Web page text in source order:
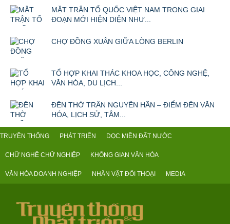
MẶT TRẬN TỔ QUỐC VIỆT NAM TRONG GIAI
ĐOẠN MỚI HIỆN DIỆN NHƯ...
CHỢ ĐỒNG XUÂN GIỮA LÒNG BERLIN
TỔ HỢP KHAI THÁC KHOA HỌC, CÔNG NGHỆ,
VĂN HÓA, DU LỊCH...
ĐỀN THỜ TRẦN NGUYÊN HÃN – ĐIỂM ĐẾN VĂN
HÓA, LỊCH SỬ, TÂM...
TRUYỀN THỐNG PHÁT TRIỂN DỌC MIỀN ĐẤT NƯỚC
CHỮ NGHỀ CHỮ NGHIỆP KHÔNG GIAN VĂN HÓA
VĂN HÓA DOANH NGHIỆP NHÂN VẬT ĐỐI THOẠI MEDIA